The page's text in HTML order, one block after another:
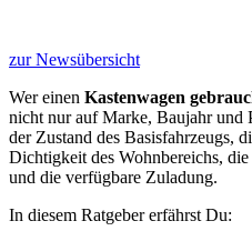
zur Newsübersicht
Wer einen Kastenwagen
nicht nur auf Marke, Baujahr und
der Zustand des Basisfahrzeugs,
Dichtigkeit des Wohnbereichs,
und die verfügbare Zuladung.
In diesem Ratgeber erfährst Du: